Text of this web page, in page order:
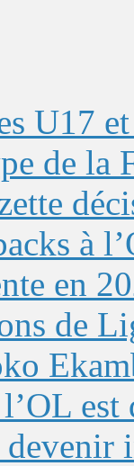
U17
de la
à
en
de